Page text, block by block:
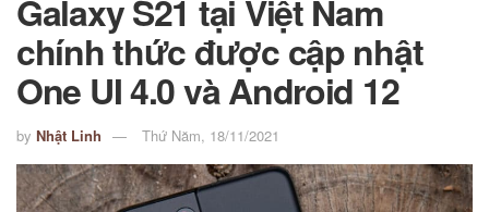
Galaxy S21 tại Việt Nam
chính thức được cập nhật
One UI 4.0 và Android 12
by Nhật Linh Thứ Năm, 18/11/2021